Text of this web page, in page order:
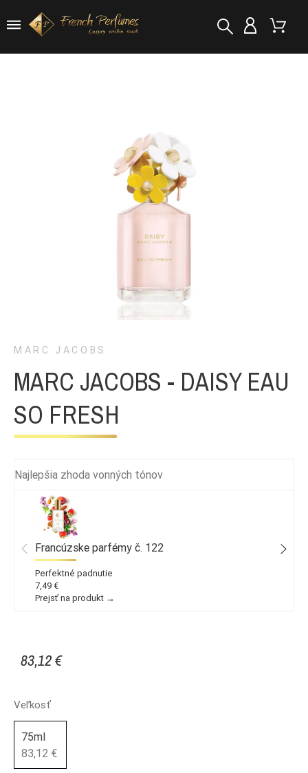
MARC JACOBS
MARC JACOBS - DAISY EAU
SO FRESH
Najlepšia zhoda vonných tónov
Francúzske parfémy č. 122
Perfektné padnutie
7,49 €
Prejsť na produkt →
83,12 €
Veľkosť
75ml
83,12 €